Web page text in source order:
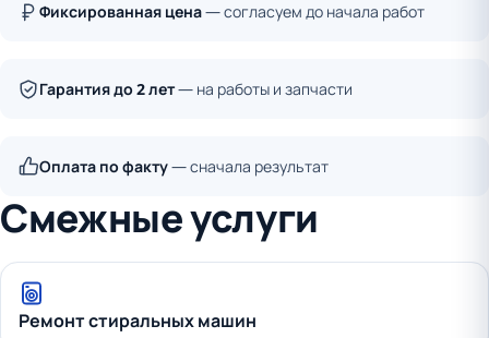
Фиксированная цена— согласуем до начала работ
Гарантия до 2 лет— на работы и запчасти
Оплата по факту— сначала результат
Смежные услуги
Ремонт стиральных машин